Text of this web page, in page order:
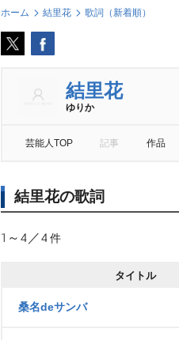
ホーム 結里花 歌詞（新着順）
結里花
ゆりか
芸能人TOP 記事 作品
結里花の歌詞
1～4／4件
タイトル
桑名deサンバ